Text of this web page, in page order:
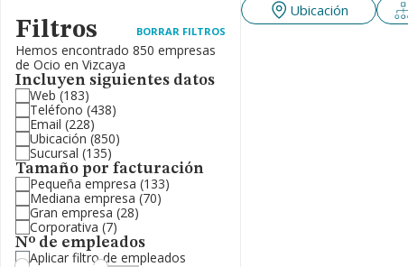
Filtros BORRAR FILTROS
Hemos encontrado 850 empresas
de Ocio en Vizcaya
Incluyen siguientes datos
Web (183)
Teléfono (438)
Email (228)
Ubicación (850)
Sucursal (135)
Tamaño por facturación
Pequeña empresa (133)
Mediana empresa (70)
Gran empresa (28)
Corporativa (7)
Nº de empleados
Aplicar filtro de empleados
Ubicación